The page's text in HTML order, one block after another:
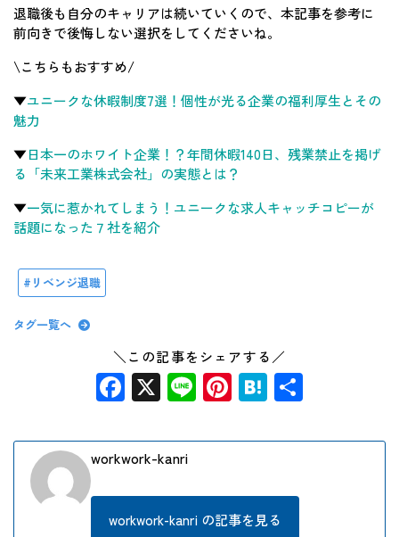
退職後も自分のキャリアは続いていくので、本記事を参考に
前向きで後悔しない選択をしてくださいね。
\こちらもおすすめ/
▼ユニークな休暇制度7選！個性が光る企業の福利厚生とその
魅力
▼日本一のホワイト企業！？年間休暇140日、残業禁止を掲げ
る「未来工業株式会社」の実態とは？
▼一気に惹かれてしまう！ユニークな求人キャッチコピーが
話題になった７社を紹介
リベンジ退職
タグ一覧へ
＼この記事をシェアする／
Facebook
X LinePinterest
Hatena
workwork-kanri
workwork-kanri の記事を見る